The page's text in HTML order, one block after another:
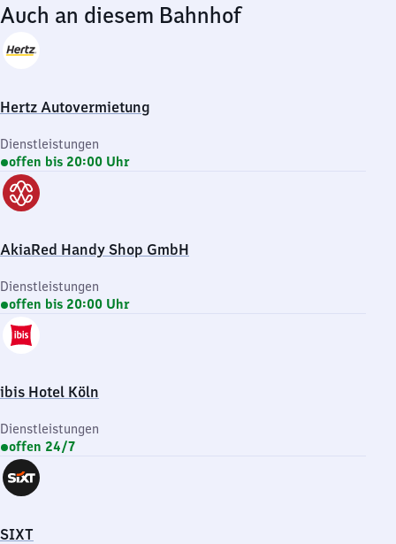
Auch an diesem Bahnhof
Hertz Autovermietung
Dienstleistungen
offen bis 20:00 Uhr
AkiaRed Handy Shop GmbH
Dienstleistungen
offen bis 20:00 Uhr
ibis Hotel Köln
Dienstleistungen
offen 24/7
SIXT